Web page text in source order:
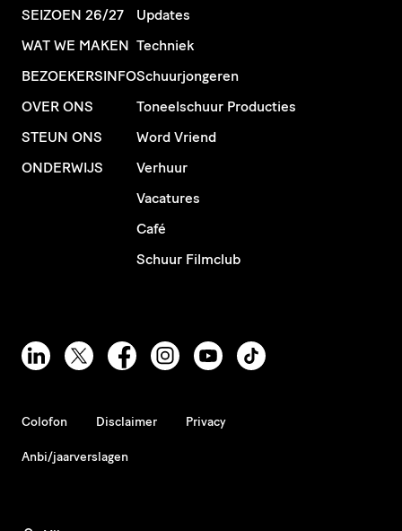
SEIZOEN 26/27
WAT WE MAKEN
BEZOEKERSINFO
OVER ONS
STEUN ONS
ONDERWIJS
Updates
Techniek
Schuurjongeren
Toneelschuur Producties
Word Vriend
Verhuur
Vacatures
Café
Schuur Filmclub
Colofon Disclaimer Privacy
Anbi/jaarverslagen